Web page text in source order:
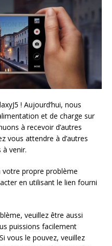
! Aujourd’hui, nous
et de charge sur
à recevoir d’autres
vous attendre à d’autres
venir.
votre propre problème
en utilisant le lien fourni
veuillez être aussi
puissions facilement
vous le pouvez, veuillez